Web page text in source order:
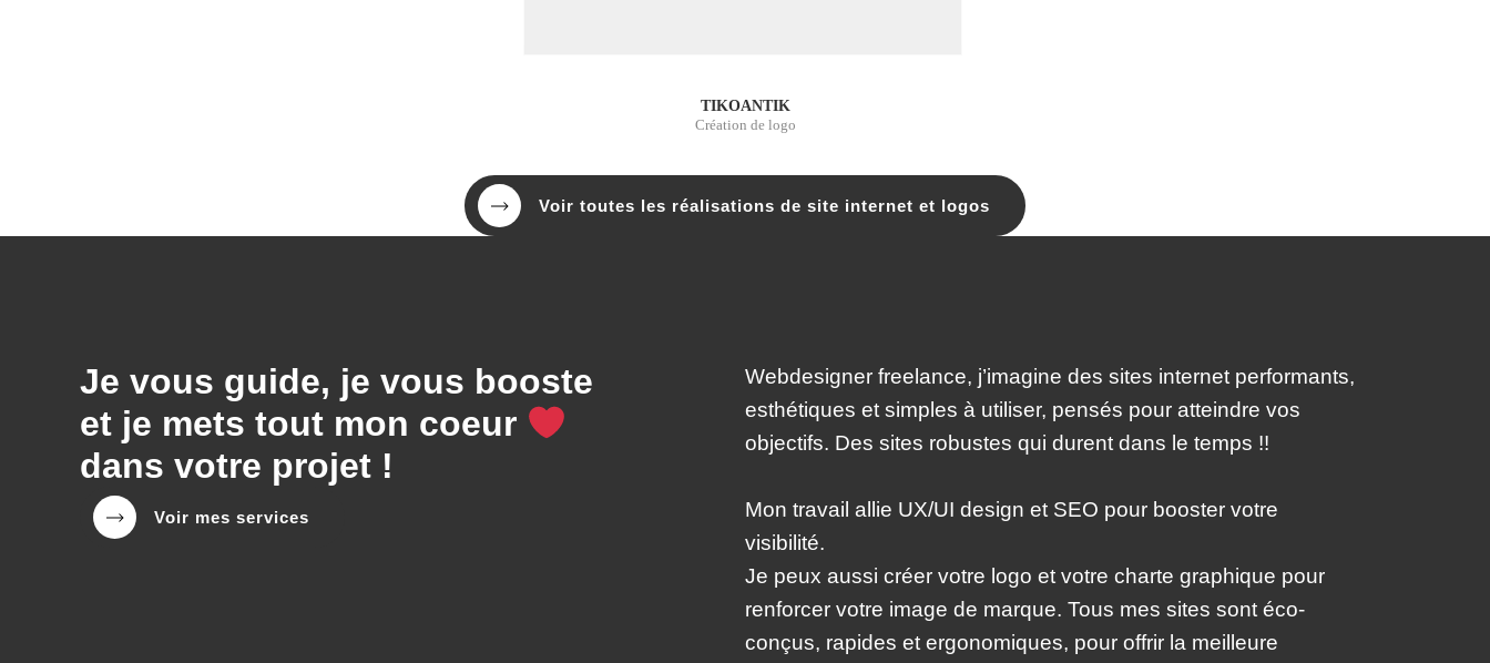
TIKOANTIK
Création de logo
Voir toutes les réalisations de site internet et logos
Je vous guide, je vous booste
et je mets tout mon coeur
dans votre projet !
Voir mes services
Webdesigner freelance, j’imagine des sites internet performants,
esthétiques et simples à utiliser, pensés pour atteindre vos
objectifs. Des sites robustes qui durent dans le temps !!
Mon travail allie UX/UI design et SEO pour booster votre
visibilité.
Je peux aussi créer votre logo et votre charte graphique pour
renforcer votre image de marque. Tous mes sites sont éco-
conçus, rapides et ergonomiques, pour offrir la meilleure